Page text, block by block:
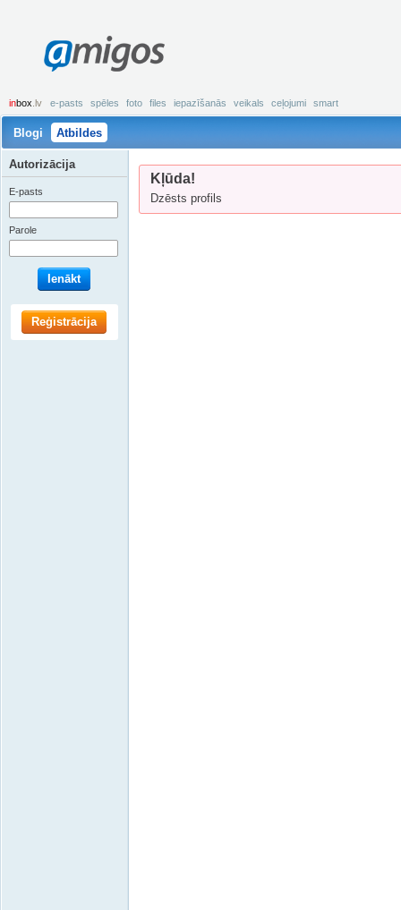
amigos
inbox .lv e-pasts spēles foto files iepazīšanās veikals ceļojumi smart
Blogi Atbildes
Kļūda!
Dzēsts profils
Autorizācija
E-pasts
Parole
Ienākt
Reģistrācija